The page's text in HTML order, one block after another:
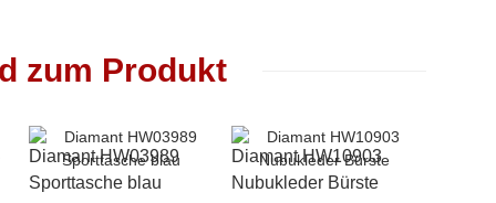
zum Produkt
Diamant HW03989
Sporttasche blau
Diamant HW10903
Nubukleder Bürste